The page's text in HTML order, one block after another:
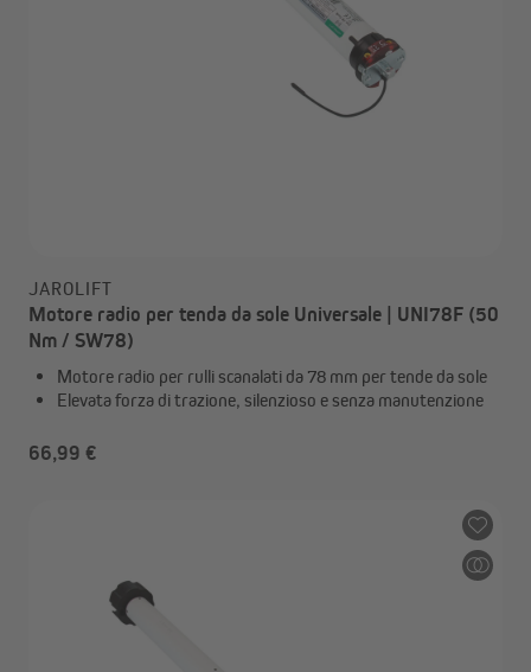
JAROLIFT
Motore radio per tenda da sole Universale | UNI78F (50
Nm / SW78)
Motore radio per rulli scanalati da 78 mm per tende da sole
Elevata forza di trazione, silenzioso e senza manutenzione
66,99 €